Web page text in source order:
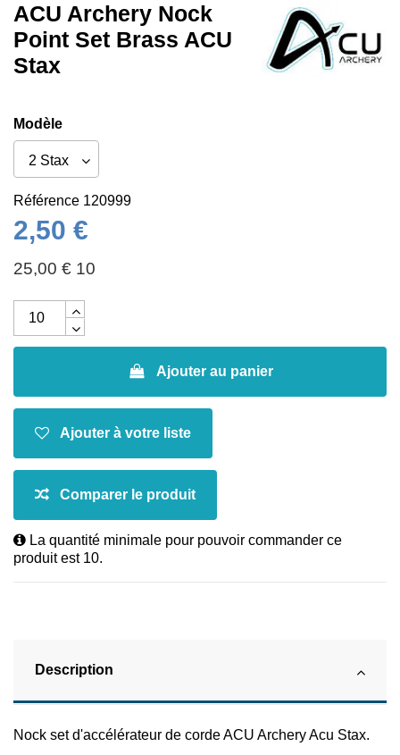
ACU Archery Nock
Point Set Brass ACU
Stax
Modèle
Référence 120999
2,50 €
25,00 € 10
Ajouter au panier
La quantité minimale pour pouvoir commander ce
produit est 10.
Description
Nock set d'accélérateur de corde ACU Archery Acu Stax.